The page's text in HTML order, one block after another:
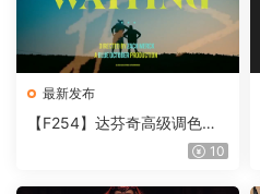
最新发布
【F254】达芬奇高级调色插
件 Contour V2.2.2 WinMac10